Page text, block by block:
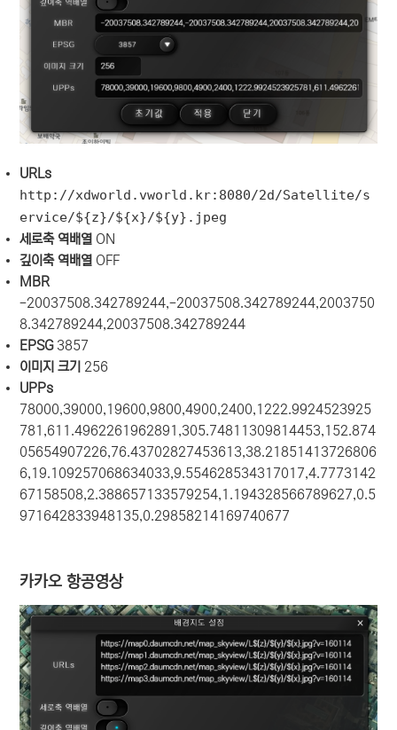
URLs
http://xdworld.vworld.kr:8080/2d/Satellite/s
ervice/${z}/${x}/${y}.jpeg
세로축 역배열 ON
깊이축 역배열 OFF
MBR
-20037508.342789244,-20037508.342789244,2003750
8.342789244,20037508.342789244
EPSG3857
이미지 크기 256
UPPs
78000,39000,19600,9800,4900,2400,1222.9924523925
781,611.4962261962891,305.74811309814453,152.874
05654907226,76.43702827453613,38.21851413726806
6,19.109257068634033,9.554628534317017,4.7773142
67158508,2.388657133579254,1.194328566789627,0.5
971642833948135,0.29858214169740677
카카오 항공영상